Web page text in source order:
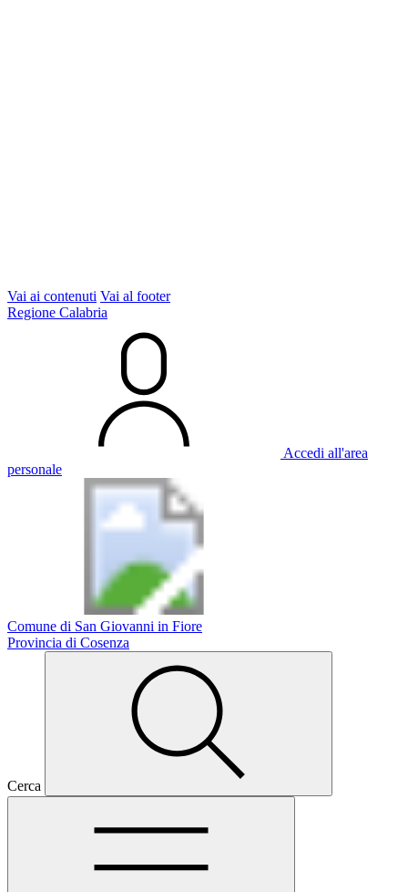
Vai ai contenuti Vai al footer
Regione Calabria
Accedi all'area
personale
Comune di San Giovanni in Fiore
Provincia di Cosenza
Cerca